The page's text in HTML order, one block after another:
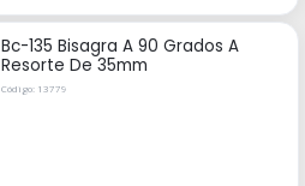
Bc-135 Bisagra A 90 Grados A
Resorte De 35mm
Código: 13779